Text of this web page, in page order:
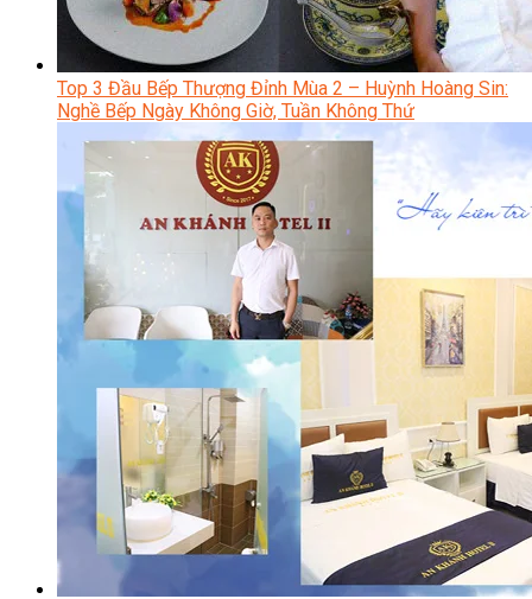
Top 3 Đầu Bếp Thượng Đỉnh Mùa 2 – Huỳnh Hoàng Sin:
Nghề Bếp Ngày Không Giờ, Tuần Không Thứ